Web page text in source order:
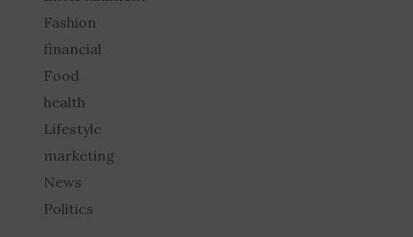
Fashion
financial
Food
health
Lifestyle
marketing
News
Politics